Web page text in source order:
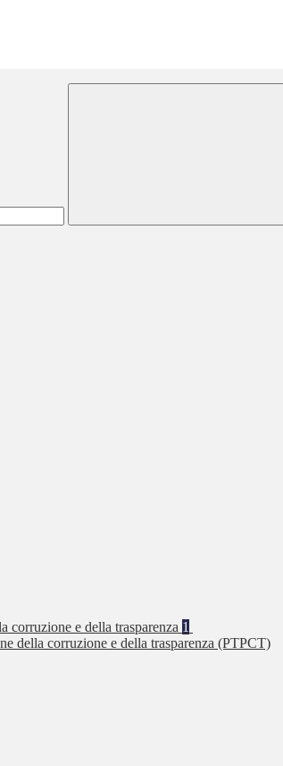
corruzione e della trasparenza 1
della corruzione e della trasparenza (PTPCT)